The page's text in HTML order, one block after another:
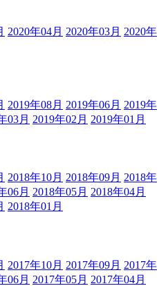
2020年04月 2020年03月 2020年
2019年08月 2019年06月 2019年
03月 2019年02月 2019年01月
2018年10月 2018年09月 2018年
06月 2018年05月 2018年04月
2018年01月
2017年10月 2017年09月 2017年
06月 2017年05月 2017年04月